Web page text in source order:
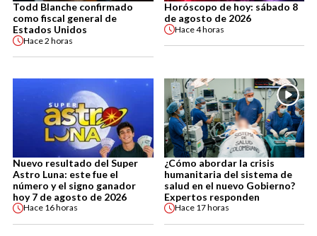
Todd Blanche confirmado
como fiscal general de
Estados Unidos
Hace2 horas
Horóscopo de hoy: sábado 8
de agosto de 2026
Hace4 horas
Nuevo resultado del Super
Astro Luna: este fue el
número y el signo ganador
hoy 7 de agosto de 2026
Hace 16 horas
¿Cómo abordar la crisis
humanitaria del sistema de
salud en el nuevo Gobierno?
Expertos responden
Hace 17 horas